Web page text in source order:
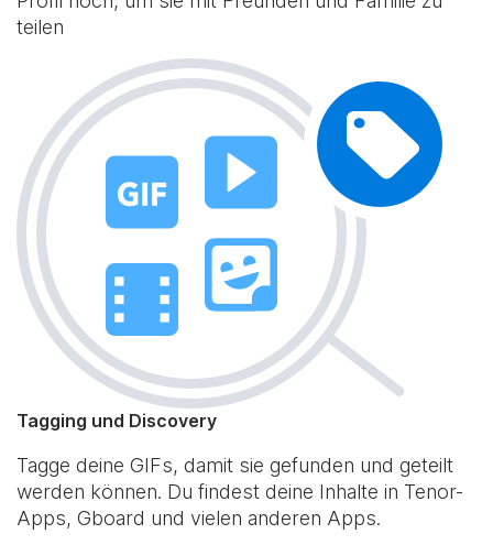
teilen
Tagging und Discovery
Tagge deine GIFs, damit sie gefunden und geteilt
werden können. Du findest deine Inhalte in Tenor-
Apps, Gboard und vielen anderen Apps.